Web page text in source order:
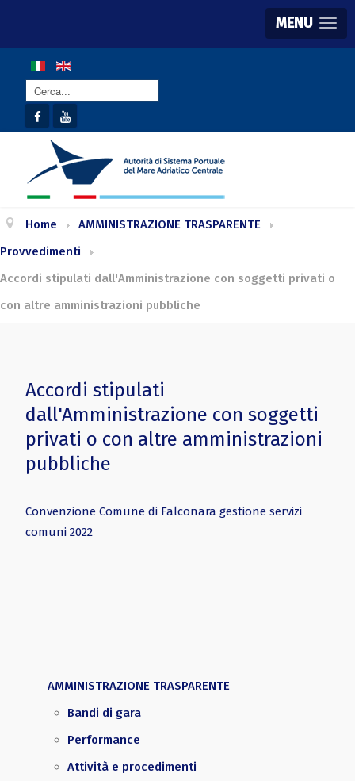
MENU
Cerca...
Home
AMMINISTRAZIONE TRASPARENTE
Provvedimenti
Accordi stipulati dall'Amministrazione con soggetti privati o
con altre amministrazioni pubbliche
AMMINISTRAZIONE TRASPARENTE
Bandi di gara
Performance
Attività e procedimenti
Accordi stipulati
dall'Amministrazione con soggetti
privati o con altre amministrazioni
pubbliche
Convenzione Comune di Falconara gestione servizi
comuni 2022